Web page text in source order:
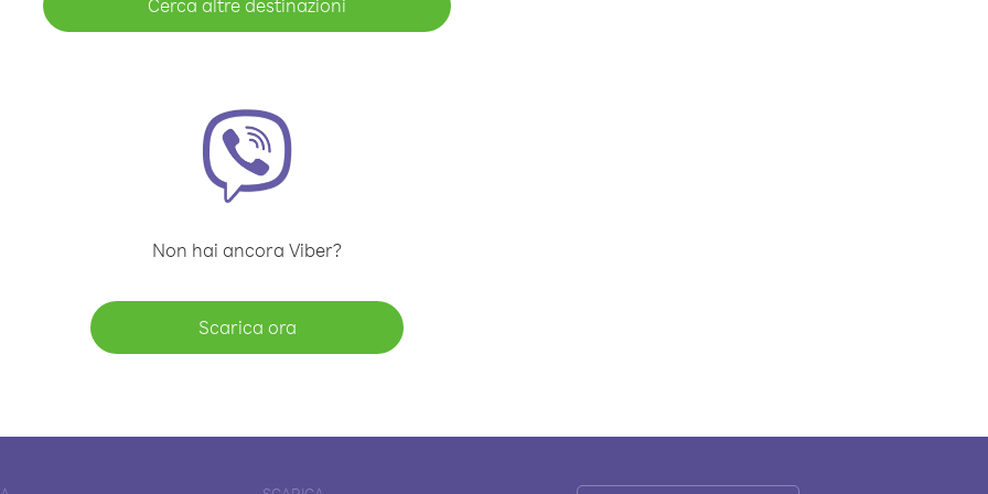
Cerca altre destinazioni
Non hai ancora Viber?
Scarica ora